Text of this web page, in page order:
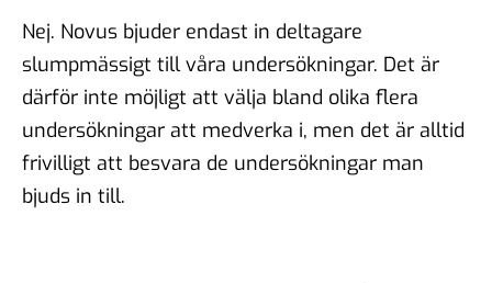
Nej. Novus bjuder endast in deltagare
slumpmässigt till våra undersökningar. Det är
därför inte möjligt att välja bland olika flera
undersökningar att medverka i, men det är alltid
frivilligt att besvara de undersökningar man
bjuds in till.